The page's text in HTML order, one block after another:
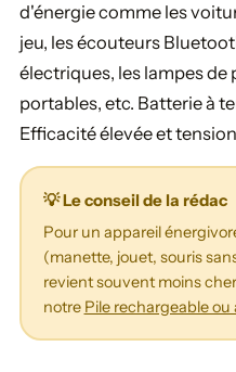
d'énergie comme les
jeu, les écouteurs
électriques, les lampes de
portables, etc. Batterie à
Efficacité élevée et
💡 Le conseil de la rédac
Pour un appareil
(manette, jouet, souris
revient souvent moins
notre Pile rechargeable